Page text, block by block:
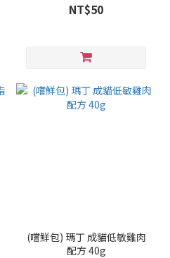
NT$50
(嚐鮮包) 瑪丁 成貓低敏雞肉
配方 40g